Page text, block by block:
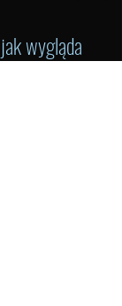
wygląda